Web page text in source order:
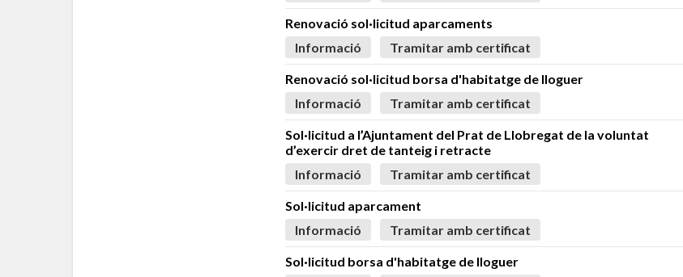
Renovació sol·licitud aparcaments
Informació
Tramitar amb certificat
Renovació sol·licitud borsa d'habitatge de lloguer
Informació
Tramitar amb certificat
Sol·licitud a l’Ajuntament del Prat de Llobregat de la voluntat
d’exercir dret de tanteig i retracte
Informació
Tramitar amb certificat
Sol·licitud aparcament
Informació
Tramitar amb certificat
Sol·licitud borsa d'habitatge de lloguer